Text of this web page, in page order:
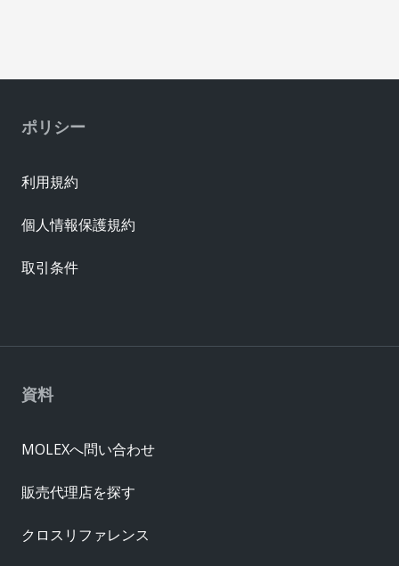
資料
MOLEXへ問い合わせ
販売代理店を探す
クロスリファレンス
ポリシー
利用規約
個人情報保護規約
取引条件